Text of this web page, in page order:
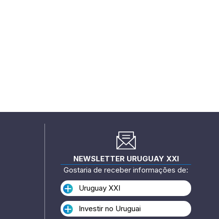
NEWSLETTER URUGUAY XXI
Gostaria de receber informações de:
Uruguay XXI
Investir no Uruguai